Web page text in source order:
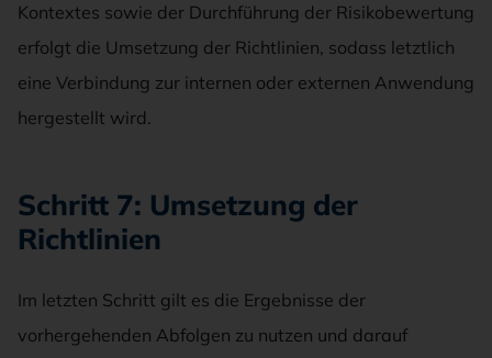
Kontextes sowie der Durchführung der Risikobewertung
erfolgt die Umsetzung der Richtlinien, sodass letztlich
eine Verbindung zur internen oder externen Anwendung
hergestellt wird.
Schritt 7: Umsetzung der
Richtlinien
Im letzten Schritt gilt es die Ergebnisse der
vorhergehenden Abfolgen zu nutzen und darauf